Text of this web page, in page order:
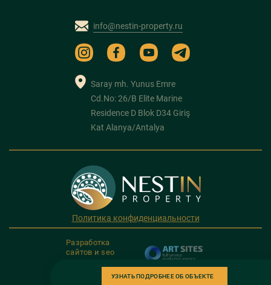
УЗНАТЬ ПОДРОБНЕЕ ОБ ОБЪЕКТЕ
info@nestin-property.ru
Saray mh. Yunus Emre
Cd.No: 26/B Elite Marine
Residence D Blok D34 Giriş
Kat Alanya/Antalya
Политика конфиденциальности
Разработка
сайтов и seo